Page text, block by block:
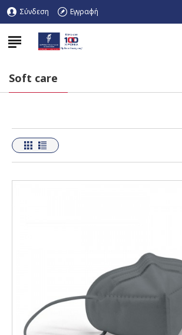
Σύνδεση Εγγραφή
Soft care